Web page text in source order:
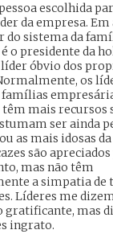
escolhida
da empresa. Em
do sistema da
o presidente da
óbvio dos
os
têm mais recursos
ser ainda
as mais idosas
são
mas não têm
a simpatia de
Líderes me
gratificante, mas
ingrato.